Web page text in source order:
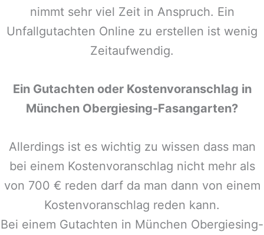
nimmt sehr viel Zeit in Anspruch. Ein
Unfallgutachten Online zu erstellen ist wenig
Zeitaufwendig.
Ein Gutachten oder Kostenvoranschlag in
München Obergiesing-Fasangarten?
Allerdings ist es wichtig zu wissen dass man
bei einem Kostenvoranschlag nicht mehr als
von 700 € reden darf da man dann von einem
Kostenvoranschlag reden kann.
Bei einem Gutachten in München Obergiesing-